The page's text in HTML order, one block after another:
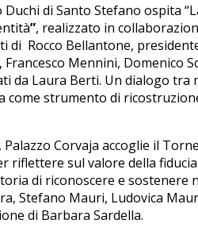
Duchi di Santo Stefano ospita
”, realizzato in
di Rocco Bellantone,
Mennini, Domenico
da Laura Berti. Un dialogo tra
come strumento di
Corvaja accoglie il
riflettere sul valore della
di riconoscere e
Stefano Mauri, Ludovica
di Barbara Sardella.